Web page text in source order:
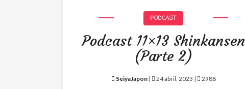
PODCAST
Podcast 11×13 Shinkansen
(Parte 2)
SeiyaJapon| 24 abril, 2023 | 2988